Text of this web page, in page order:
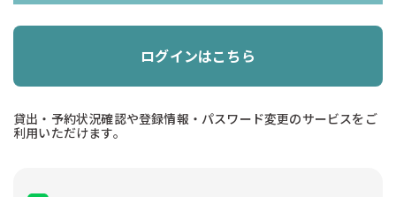
ログインはこちら
貸出・予約状況確認や登録情報・パスワード変更のサービスをご
利用いただけます。